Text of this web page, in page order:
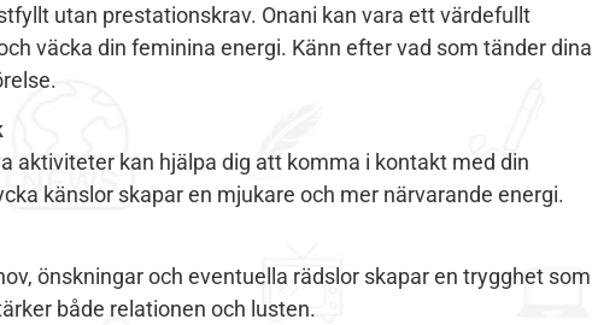
utan prestationskrav. Onani kan vara ett värdefullt
väcka din feminina energi. Känn efter vad som tänder dina
aktiviteter kan hjälpa dig att komma i kontakt med din
känslor skapar en mjukare och mer närvarande energi.
önskningar och eventuella rädslor skapar en trygghet som
både relationen och lusten.